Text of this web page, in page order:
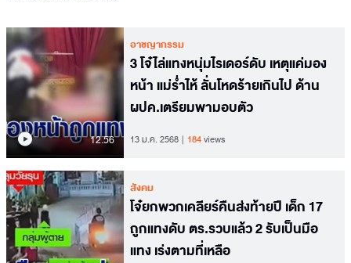
12.56
อาชญากรรม
3 โจ๋ไล่แทงหนุ่มไรเดอร์ดับ เหตุแค่มอง
หน้า แม่ร่ำไห้ ลั่นโหดร้ายเกินไป ด้าน
ผปค.เตรียมพามอบตัว
13 ม.ค. 2568 184views
สังคม
โจ๋ยกพวกเคลียร์คืนส่งท้ายปี เด็ก 17
ถูกแทงดับ ตร.รวบแล้ว 2 รับเป็นมือ
แทง เร่งตามที่เหลือ